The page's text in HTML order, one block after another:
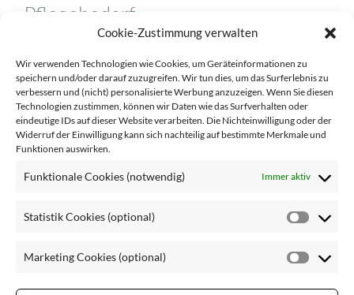
Cookie-Zustimmung verwalten
Wir verwenden Technologien wie Cookies, um Geräteinformationen zu
speichern und/oder darauf zuzugreifen. Wir tun dies, um das Surferlebnis zu
verbessern und (nicht) personalisierte Werbung anzuzeigen. Wenn Sie diesen
Technologien zustimmen, können wir Daten wie das Surfverhalten oder
eindeutige IDs auf dieser Website verarbeiten. Die Nichteinwilligung oder der
Widerruf der Einwilligung kann sich nachteilig auf bestimmte Merkmale und
Funktionen auswirken.
Funktionale Cookies (notwendig) Immer aktiv
Statistik Cookies (optional)
Marketing Cookies (optional)
Pflegebedarf
reife Haut
trockene Haut
Pflegebereich
Anti-Aging-Pflege
Körperpflege